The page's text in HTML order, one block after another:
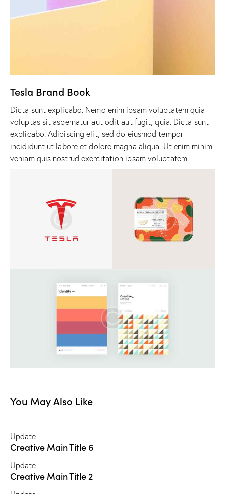
Tesla Brand Book
Dicta sunt explicabo. Nemo enim ipsam voluptatem quia
voluptas sit aspernatur aut odit aut fugit, quia. Dicta sunt
explicabo. Adipiscing elit, sed do eiusmod tempor
incididunt ut labore et dolore magna aliqua. Ut enim minim
veniam quis nostrud exercitation ipsam voluptatem.
You May Also Like
Update
Creative Main Title 6
Update
Creative Main Title 2